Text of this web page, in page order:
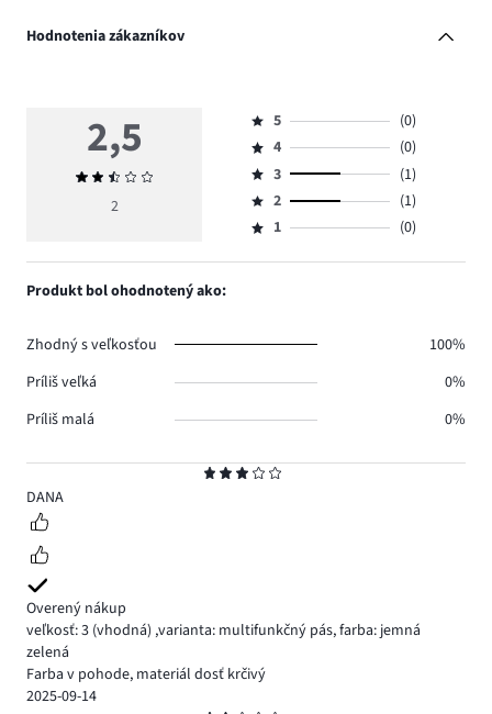
Hodnotenia zákazníkov
3
DANA
Overený nákup
veľkosť: 3 (vhodná) ,varianta: multifunkčný pás,farba: jemná
zelená
Farba v pohode, materiál dosť krčivý
2025-09-14
2,5
Priemerné
hodnotenie
2
Hodnotenie
5,
počet
hlasov
0.
5
(0)
Hodnotenie
4,
počet
hlasov
4
(0)
Hodnotenie
3,
počet
3
(1)
Hodnotenie
2,
2
(1)
Hodnotenie
1,
1 (0)
Produkt bol ohodnotený ako:
Zhodný s veľkosťou
100%
Príliš veľká
0%
Príliš malá
0%